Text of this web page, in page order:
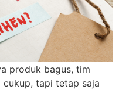
produk bagus, tim
tapi tetap saja